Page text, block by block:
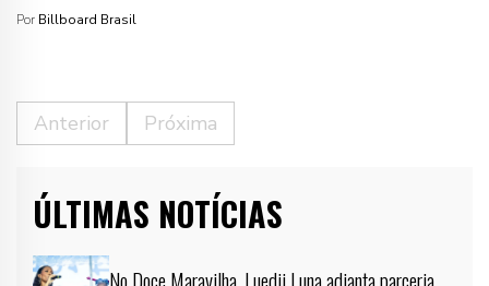
Por Billboard Brasil
Anterior Próxima
ÚLTIMAS NOTÍCIAS
No Doce Maravilha, Luedji Luna adianta parceria